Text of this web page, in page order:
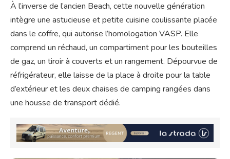
À l’inverse de l’ancien Beach, cette nouvelle génération
intègre une astucieuse et petite cuisine coulissante placée
dans le coffre, qui autorise l’homologation VASP. Elle
comprend un réchaud, un compartiment pour les bouteilles
de gaz, un tiroir à couverts et un rangement. Dépourvue de
réfrigérateur, elle laisse de la place à droite pour la table
d’extérieur et les deux chaises de camping rangées dans
une housse de transport dédié.